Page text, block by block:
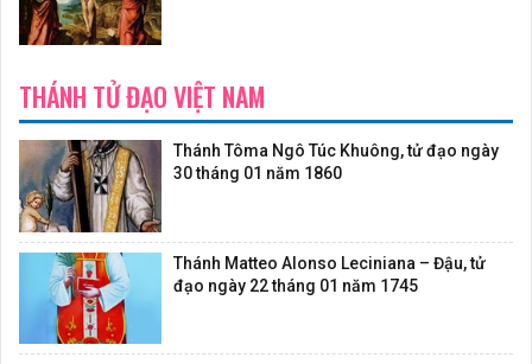
THÁNH TỬ ĐẠO VIỆT NAM
Thánh Tôma Ngô Túc Khuông, tử đạo ngày
30 tháng 01 năm 1860
Thánh Matteo Alonso Leciniana – Đậu, tử
đạo ngày 22 tháng 01 năm 1745